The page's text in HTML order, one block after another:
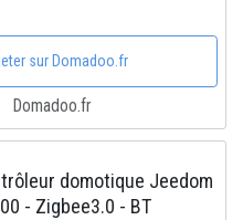
sur Domadoo.fr
Domadoo.fr
domotique Jeedom
- Zigbee3.0 - BT